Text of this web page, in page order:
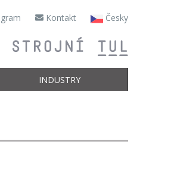
Kontakt Česky
INDUSTRY